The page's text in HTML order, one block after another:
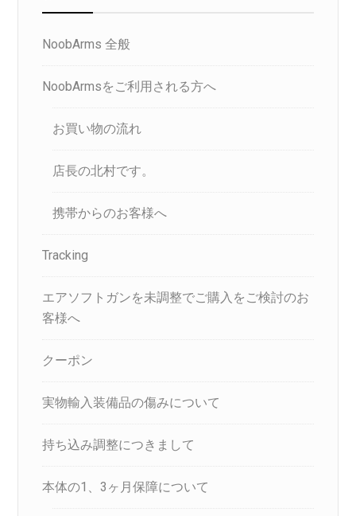
NoobArms 全般
NoobArmsをご利用される方へ
お買い物の流れ
店長の北村です。
携帯からのお客様へ
Tracking
エアソフトガンを未調整でご購入をご検討のお
客様へ
クーポン
実物輸入装備品の傷みについて
持ち込み調整につきまして
本体の1、3ヶ月保障について